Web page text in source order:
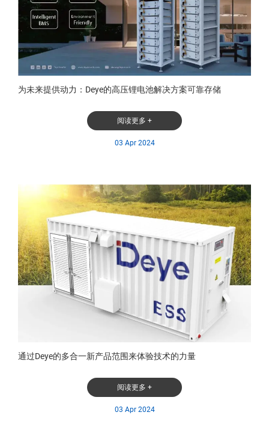
为未来提供动力：Deye的高压锂电池解决方案可靠存储
阅读更多 +
03 Apr 2024
通过Deye的多合一新产品范围来体验技术的力量
阅读更多 +
03 Apr 2024